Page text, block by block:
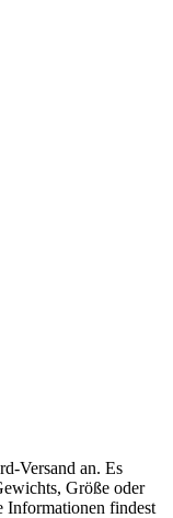
Versand an. Es
Größe oder
Informationen findest